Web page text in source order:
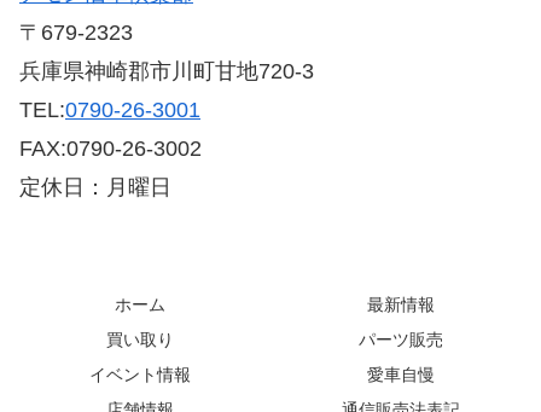
〒679-2323
兵庫県神崎郡市川町甘地720-3
TEL:0790-26-3001
FAX:0790-26-3002
定休日：月曜日
ホーム
最新情報
買い取り
パーツ販売
イベント情報
愛車自慢